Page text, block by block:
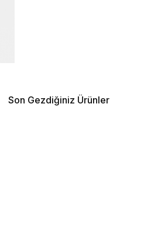
Son Gezdiğiniz Ürünler